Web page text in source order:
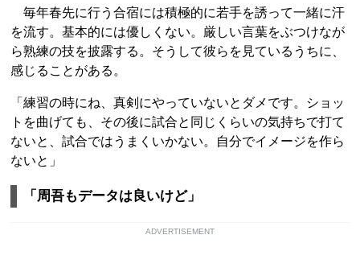
毎年春先に行う合宿には積極的に若手を誘って一緒に汗
を流す。基本的には優しくない。厳しい言葉をぶつけなが
ら熟練の技を披露する。そうして彼らを見ているうちに、
感じることがある。
「練習の時にね、真剣にやっていないとダメです。ショッ
トを曲げても、その後に試合と同じくらいの気持ちで打て
ないと、試合ではうまくいかない。自分でイメージを作ら
ないと」
「周吾もデータは良いけど」
ADVERTISEMENT